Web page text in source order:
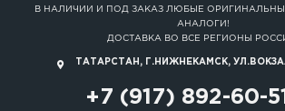
В НАЛИЧИИ И ПОД ЗАКАЗ ЛЮБЫЕ
АНАЛОГИ!
ДОСТАВКА ВО ВСЕ РЕГИОНЫ
ТАТАРСТАН, Г.НИЖНЕКАМСК,
+7 (917) 892-60-51